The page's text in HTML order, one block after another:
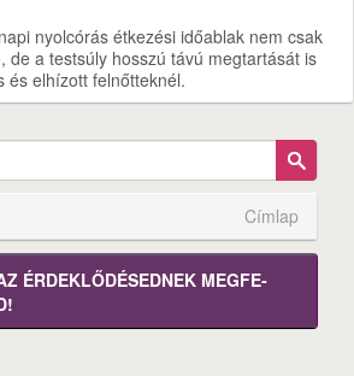
nyolcórás étkezési időablak nem csak
de a testsúly hosszú távú megtartását is
és elhízott felnőtteknél.
Címlap
ÉRDEK­LŐDÉ­SEDNEK MEGFE­